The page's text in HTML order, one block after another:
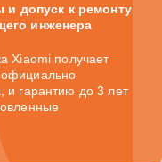
допуск к ремонту
инженера
Xiaomi получает
и гарантию до 3 лет